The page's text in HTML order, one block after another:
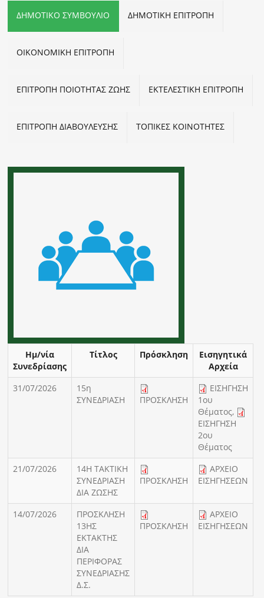
ΔΗΜΟΤΙΚΟ ΣΥΜΒΟΥΛΙΟ ΔΗΜΟΤΙΚΗ ΕΠΙΤΡΟΠΗ
ΟΙΚΟΝΟΜΙΚΗ ΕΠΙΤΡΟΠΗ
ΕΠΙΤΡΟΠΗ ΠΟΙΟΤΗΤΑΣ ΖΩΗΣ ΕΚΤΕΛΕΣΤΙΚΗ ΕΠΙΤΡΟΠΗ
ΕΠΙΤΡΟΠΗ ΔΙΑΒΟΥΛΕΥΣΗΣ ΤΟΠΙΚΕΣ ΚΟΙΝΟΤΗΤΕΣ
Ημ/νία
Συνεδρίασης
Τίτλος Πρόσκληση
Εισηγητικά
Αρχεία
31/07/2026
15η
ΣΥΝΕΔΡΙΑΣΗ
ΠΡΟΣΚΛΗΣΗ
ΕΙΣΗΓΗΣΗ
1ου
Θέματος,
ΕΙΣΗΓΗΣΗ
2ου
Θέματος
21/07/2026
14H ΤΑΚΤΙΚΗ
ΣΥΝΕΔΡΙΑΣΗ
ΔΙΑ ΖΩΣΗΣ
ΠΡΟΣΚΛΗΣΗ
ΑΡΧΕΙΟ
ΕΙΣΗΓΗΣΕΩΝ
14/07/2026
ΠΡΟΣΚΛΗΣΗ
13ΗΣ
ΕΚΤΑΚΤΗΣ
ΔΙΑ
ΠΕΡΙΦΟΡΑΣ
ΣΥΝΕΔΡΙΑΣΗΣ
Δ.Σ.
ΠΡΟΣΚΛΗΣΗ
ΑΡΧΕΙΟ
ΕΙΣΗΓΗΣΕΩΝ